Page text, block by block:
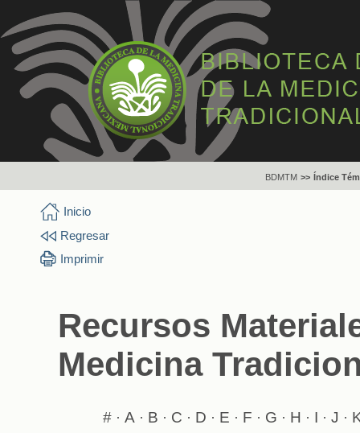
BDMTM >> Índice
Inicio
Regresar
Imprimir
Recursos
Medicina
#· A· B · C · D · E · F · G · H · I · J ·